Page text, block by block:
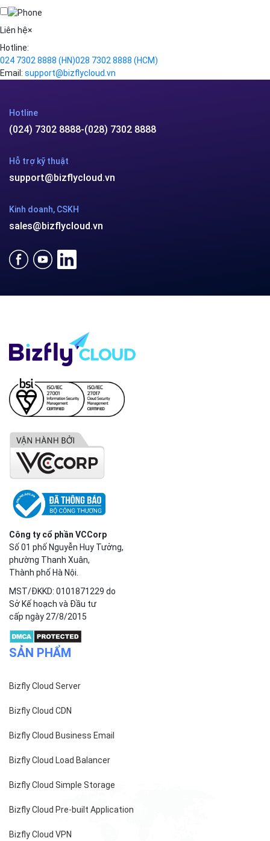
Videos
Liên hệ×
Hotline:
024 7302 8888 (HN)028 7302 8888 (HCM)
Email: support@bizflycloud.vn
Hotline
(024) 7302 8888-(028) 7302 8888
Hỗ trợ kỹ thuật
support@bizflycloud.vn
Kinh doanh, CSKH
sales@bizflycloud.vn
Công ty cổ phần VCCorp
Số 01 phố Nguyễn Huy Tưởng,
phường Thanh Xuân,
Thành phố Hà Nội.
MST/ĐKKD: 0101871229 do
Sở Kế hoạch và Đầu tư
cấp ngày 27/8/2015
SẢN PHẨM
Bizfly Cloud Server
Bizfly Cloud CDN
Bizfly Cloud Business Email
Bizfly Cloud Load Balancer
Bizfly Cloud Simple Storage
Bizfly Cloud Pre-built Application
Bizfly Cloud VPN